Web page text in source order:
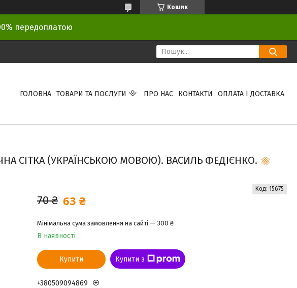
Кошик
передоплатою
ГОЛОВНА ТОВАРИ ТА ПОСЛУГИ ПРО НАС КОНТАКТИ ОПЛАТА І ДОСТАВКА
СІТКА (УКРАЇНСЬКОЮ МОВОЮ). ВАСИЛЬ ФЕДІЄНКО.
70 ₴ 63 ₴
Мінімальна сума замовлення на сайті — 300 ₴
В наявності
Код: 15675
Купити Купити з
+380509094869